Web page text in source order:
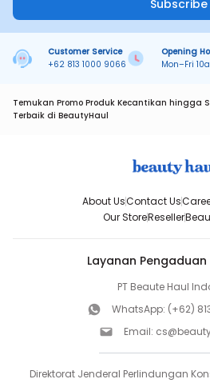
Subscribe
Customer Service
+62 813 1000 9066
Opening
Mon–Fri
Temukan Promo Produk Kecantikan hingga
Terbaik di BeautyHaul
About UsContact Us
Our StoreReseller
Layanan Pengaduan
PT Beaute Haul
WhatsApp: (+62)
Email:
Direktorat Jenderal Perlindungan